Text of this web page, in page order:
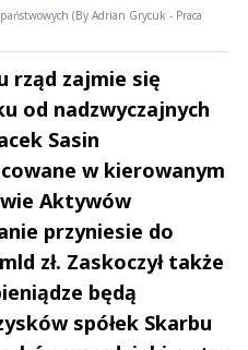
(By Adrian Grycuk - Praca
rząd zajmie się
od nadzwyczajnych
Sasin
w kierowanym
Aktywów
przyniesie do
zł. Zaskoczył także
będą
spółek Skarbu